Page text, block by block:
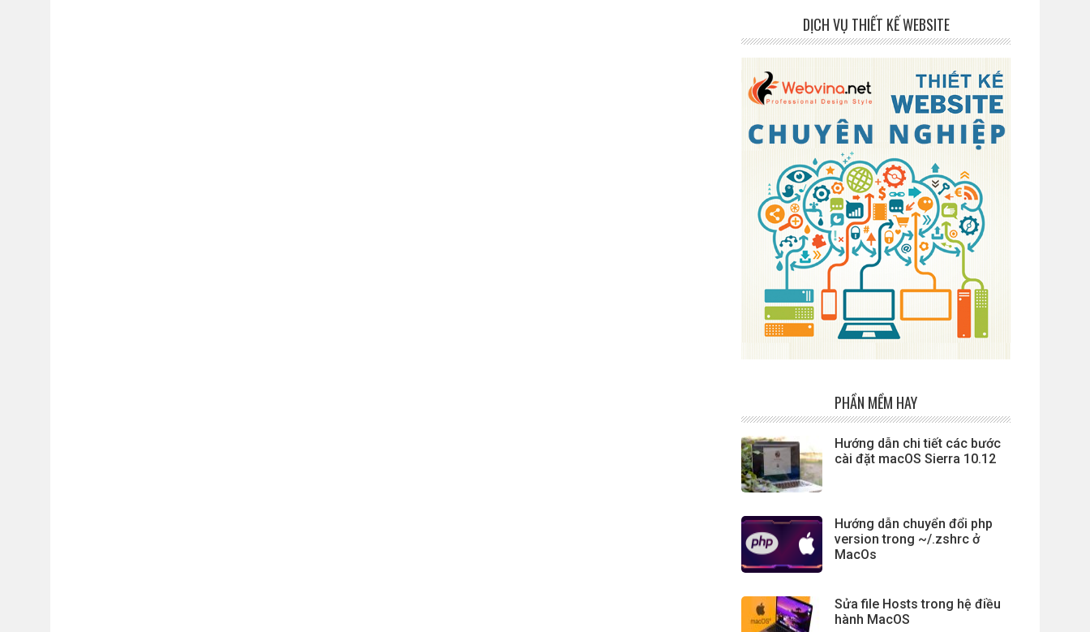
DỊCH VỤ THIẾT KẾ WEBSITE
PHẦN MỀM HAY
Hướng dẫn chi tiết các bước
cài đặt macOS Sierra 10.12
Hướng dẫn chuyển đổi php
version trong ~/.zshrc ở
MacOs
Sửa file Hosts trong hệ điều
hành MacOS